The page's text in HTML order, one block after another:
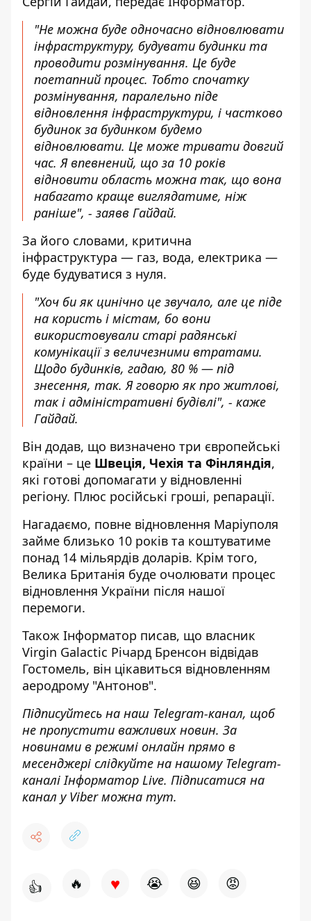
"Не можна буде одночасно відновлювати
інфраструктуру, будувати будинки та
проводити розмінування. Це буде
поетапний процес. Тобто спочатку
розмінування, паралельно піде
відновлення інфраструктури, і частково
будинок за будинком будемо
відновлювати. Це може тривати довгий
час. Я впевнений, що за 10 років
відновити область можна так, що вона
набагато краще виглядатиме, ніж
раніше", - заявв Гайдай.
За його словами, критична
інфраструктура — газ, вода, електрика —
буде будуватися з нуля.
"Хоч би як цинічно це звучало, але це піде
на користь і містам, бо вони
використовували старі радянські
комунікації з величезними втратами.
Щодо будинків, гадаю, 80 % — під
знесення, так. Я говорю як про житлові,
так і адміністративні будівлі", - каже
Гайдай.
Він додав, що визначено три європейські
країни – це Швеція, Чехія та Фінляндія,
які готові допомагати у відновленні
регіону. Плюс російські гроші, репарації.
Нагадаємо, повне відновлення Маріуполя
займе близько 10 років та коштуватиме
понад 14 мільярдів доларів. Крім того,
Велика Британія буде очолювати процес
відновлення України після нашої
перемоги.
Також Інформатор писав, що власник
Virgin Galactic Річард Бренсон відвідав
Гостомель, він цікавиться відновленням
аеродрому "Антонов".
Підписуйтесь на наш Telegram-канал, щоб
не пропустити важливих новин. За
новинами в режимі онлайн прямо в
месенджері слідкуйте на нашому Telegram-
каналіІнформатор Live. Підписатися на
канал у Viber можна тут.
👍 🔥 ♥ 😭 😆 😡